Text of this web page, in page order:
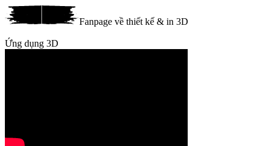
Fanpage về thiết kế & in 3D
Ứng dụng 3D